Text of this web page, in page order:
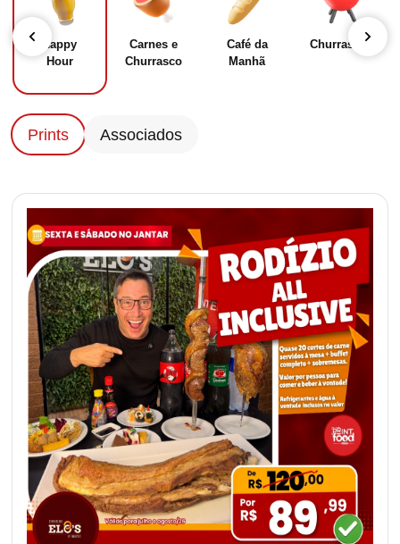
Happy
Hour
Carnes e
Churrasco
Café da
Manhã
Churrascaria
Prints Associados